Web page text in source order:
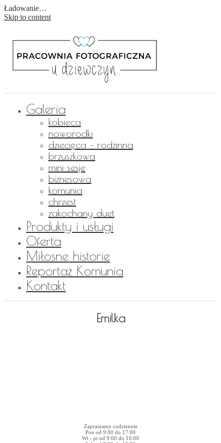
Ładowanie…
Skip to content
Galeria
kobieca
noworodki
dziecięca – rodzinna
brzuszkowa
mini sesje
biznesowa
komunia
chrzest
zakochany duet
Produkty i usługi
Oferta
Miłosne historie
Reportaż Komunia
Kontakt
Emilka
Zapraszamy codziennie
Pon od 9:00 do 17:00
Wt - pt od 9:00 do 16:00